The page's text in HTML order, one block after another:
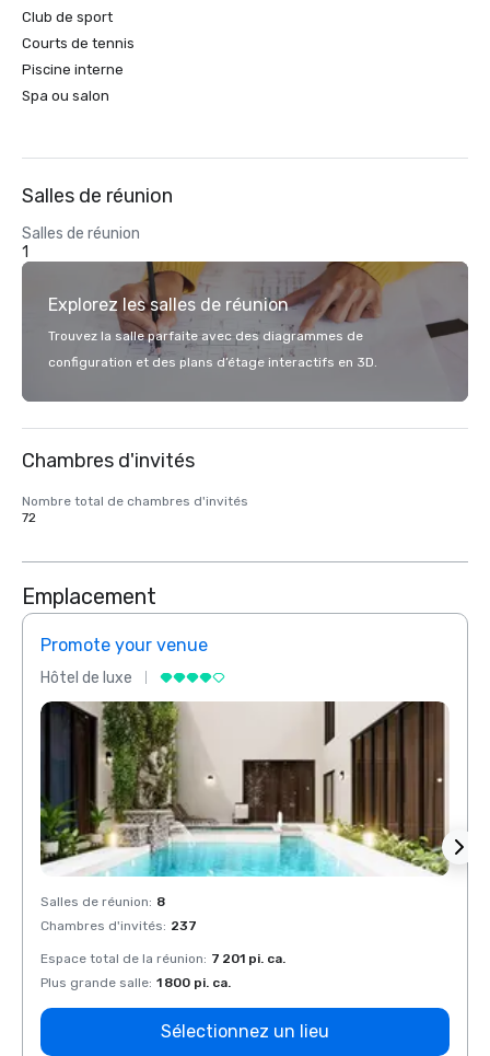
Club de sport
Courts de tennis
Piscine interne
Spa ou salon
Salles de réunion
Salles de réunion
1
Explorez les salles de réunion
Trouvez la salle parfaite avec des diagrammes de
configuration et des plans d’étage interactifs en 3D.
Chambres d'invités
Nombre total de chambres d'invités
72
Emplacement
Promote your venue
Hôtel de luxe
Salles de réunion: 8
Chambres d'invités: 237
Espace total de la réunion: 7 201 pi. ca.
Plus grande salle: 1 800 pi. ca.
Sélectionnez un lieu